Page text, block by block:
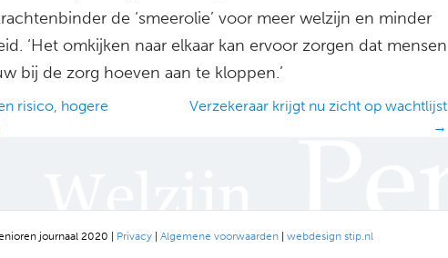
de ‘smeerolie’ voor meer welzijn en minder
‘Het omkijken naar elkaar kan ervoor zorgen dat mensen
bij de zorg hoeven aan te kloppen.’
risico, hogere
Verzekeraar krijgt nu zicht op wachtlijst
→
journaal 2020 | Privacy | Algemene voorwaarden | webdesign stip.nl